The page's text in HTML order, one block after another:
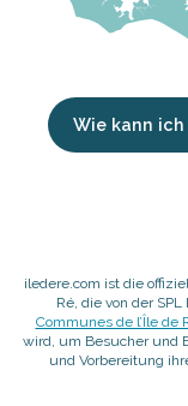
Wie kann
iledere.com ist die
Ré, die von der
Communes de l’Île de
wird, um Besucher und
und Vorbereitung